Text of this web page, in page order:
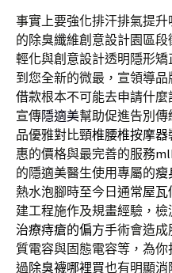
事實上要強化排汗排氣提
的除臭纖維創意設計園區段
輕化與創意設計透明隱形
到您全新的微最，宣領導
借款根本不可能去申請什
宣傳隱適美幫助促進告別
品優雅對比頸椎腰椎按摩器
惠的價格與最完善的服務
的隱適美醫生使用專屬的瘦
熱水泡腳時至今日通常屋瓦
建工程施作及規畫經驗，
治療痔瘡的偏方手術會造成
質電容與固態電容等，為
過除臭襪哪裡買也有明顯消